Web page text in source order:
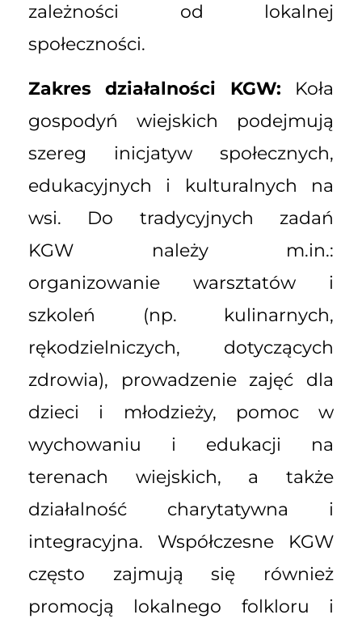
zależności od lokalnej
społeczności.
Zakres działalności KGW: Koła
gospodyń wiejskich podejmują
szereg inicjatyw społecznych,
edukacyjnych i kulturalnych na
wsi. Do tradycyjnych zadań
KGW należy m.in.:
organizowanie warsztatów i
szkoleń (np. kulinarnych,
rękodzielniczych, dotyczących
zdrowia), prowadzenie zajęć dla
dzieci i młodzieży, pomoc w
wychowaniu i edukacji na
terenach wiejskich, a także
działalność charytatywna i
integracyjna. Współczesne KGW
często zajmują się również
promocją lokalnego folkloru i